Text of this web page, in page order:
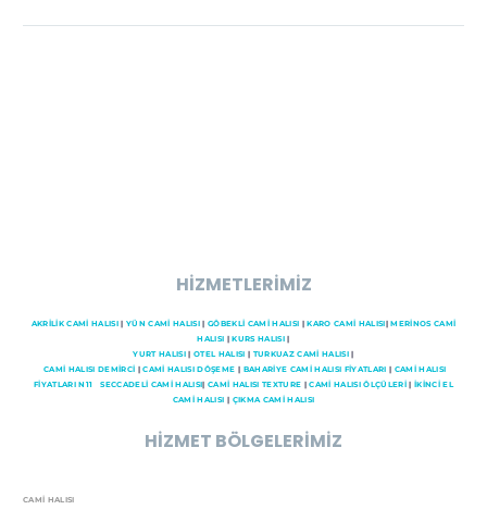
HİZMETLERİMİZ
AKRİLİK CAMİ HALISI| YÜN CAMİ HALISI| GÖBEKLİ CAMİ HALISI |KARO CAMİ HALISI|MERİNOS CAMİ
HALISI |KURS HALISI |
YURT HALISI| OTEL HALISI | TURKUAZ CAMİ HALISI |
CAMI HALISI DEMİRCİ |CAMİ HALISI DÖŞEME | BAHARİYE CAMİ HALISI FİYATLARI | CAMİ HALISI
FİYATLARI N11
SECCADELI CAMI HALISI| CAMİ HALISI TEXTURE |CAMİ HALISI ÖLÇÜLERİ |İKİNCİ EL
CAMİ HALISI | ÇIKMA CAMİ HALISI
HİZMET BÖLGELERİMİZ
CAMİ HALISI